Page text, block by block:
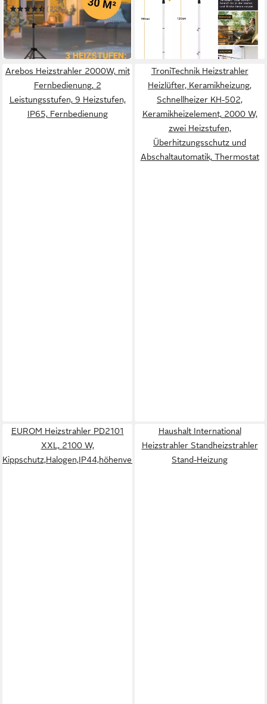
& Fernbedienung, 3 J.
Garantie
(22)
89,99 € 219,99 €
-59%
in 2-3 Werktagen bei dir
Infrarotstrahler,
Terrassenheizstrahler,
Fernbedienung
99,95 € 199,99 €
-50%
in 2-3 Werktagen bei dir
Arebos Heizstrahler 2000W, mit
Fernbedienung, 2
Leistungsstufen, 9 Heizstufen,
IP65, Fernbedienung
TroniTechnik Heizstrahler
Heizlüfter, Keramikheizung,
Schnellheizer KH-502,
Keramikheizelement, 2000 W,
zwei Heizstufen,
Überhitzungsschutz und
Abschaltautomatik, Thermostat
EUROM Heizstrahler PD2101
XXL, 2100 W,
Kippschutz,Halogen,IP44,höhenverstellbar,360°
Haushalt International
Heizstrahler Standheizstrahler
Stand-Heizung